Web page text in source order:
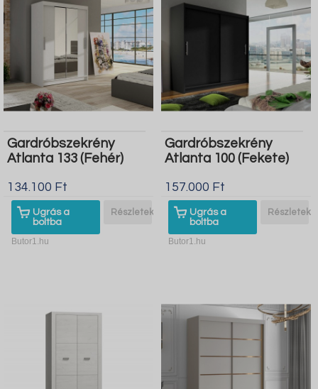
Gardróbszekrény
Atlanta 133 (Fehér)
134.100 Ft
Ugrás a
boltba
Részletek
Butor1.hu
Gardróbszekrény
Atlanta 100 (Fekete)
157.000 Ft
Ugrás a
boltba
Részletek
Butor1.hu